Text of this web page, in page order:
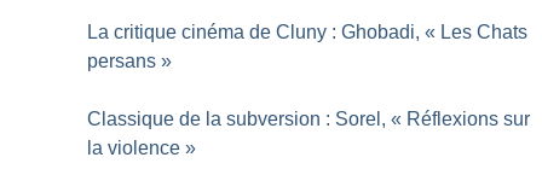
La critique cinéma de Cluny : Ghobadi, « Les Chats
persans »
Classique de la subversion : Sorel, « Réflexions sur
la violence »